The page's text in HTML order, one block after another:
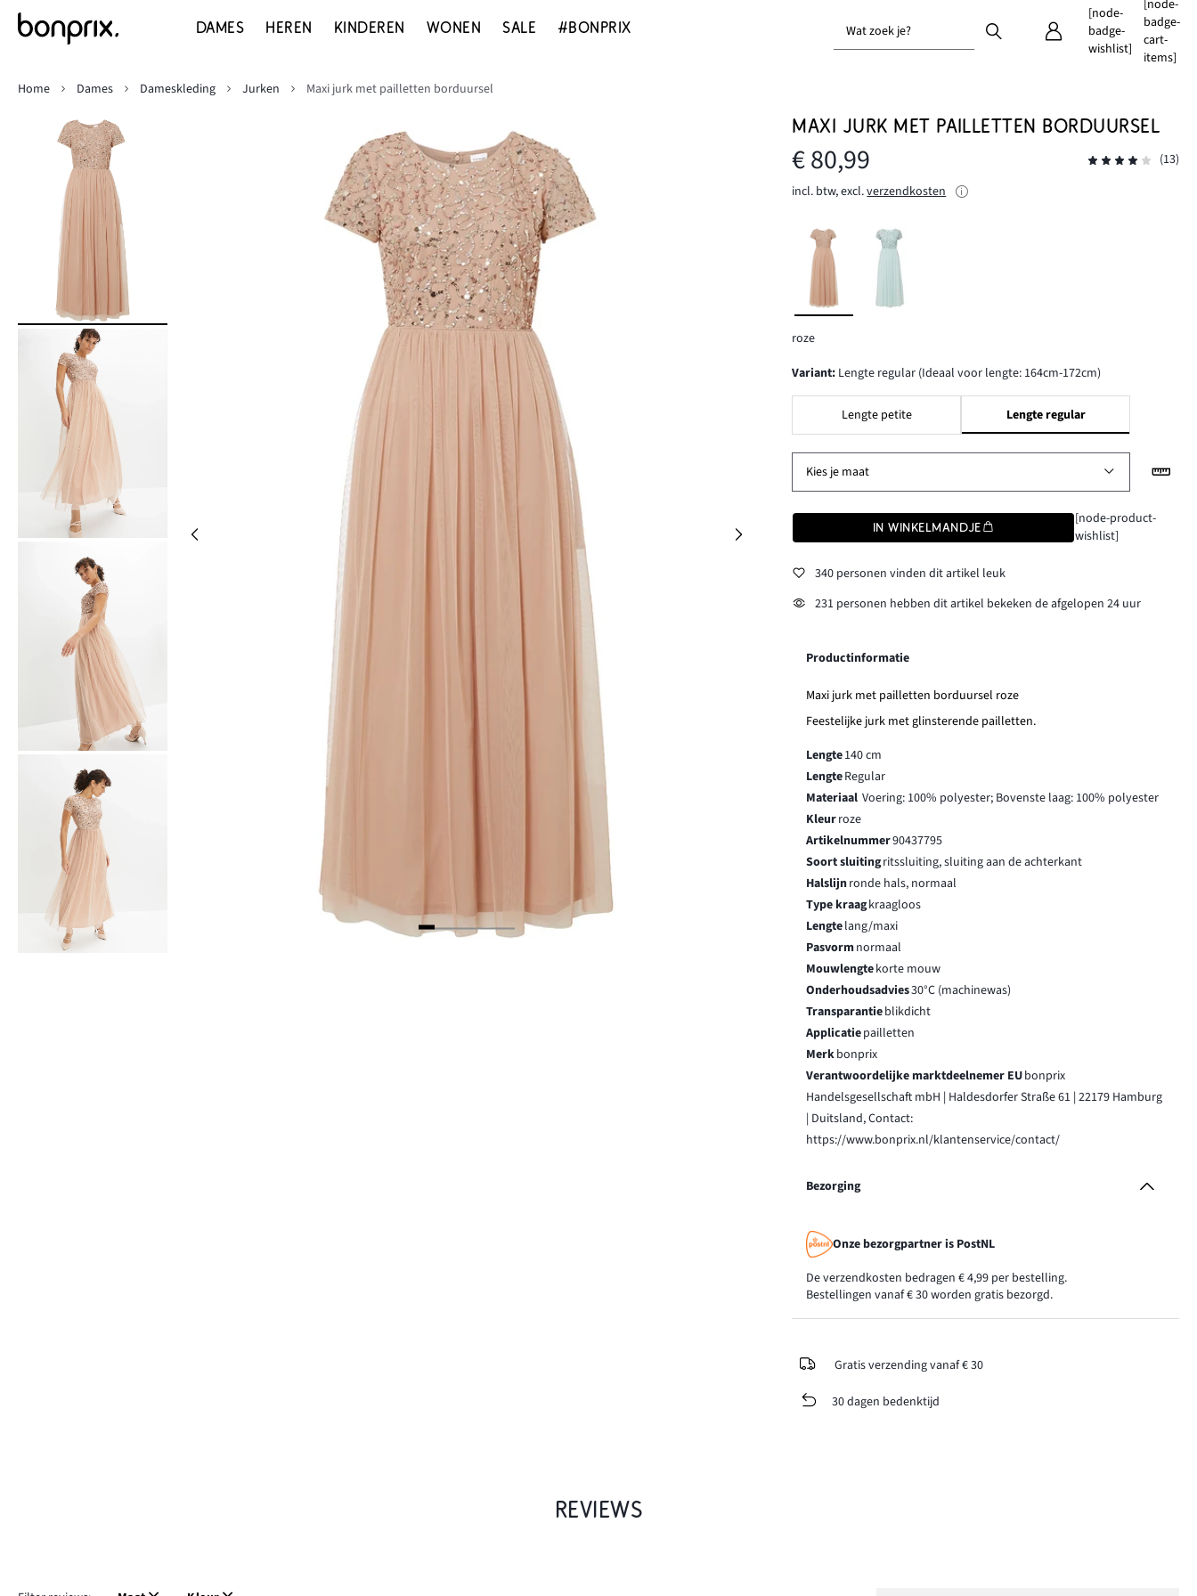
DAMES HEREN KINDEREN WONEN SALE #BONPRIX Wat zoek je?
[node-
badge-
wishlist]
[node-
badge-
cart-
items]
Home
Dames Dameskleding Jurken Maxi jurk met pailletten borduursel
MAXI JURK MET PAILLETTEN BORDUURSEL
€ 80,99
(13)
incl. btw, excl.verzendkosten
roze
Variant: Lengte regular (Ideaal voor lengte: 164cm-172cm)
Lengte petite Lengte regular
Kies je maat
IN WINKELMANDJE
[node-product-
wishlist]
340 personen vinden dit artikel leuk
231 personen hebben dit artikel bekeken de afgelopen 24 uur
Productinformatie
Maxi jurk met pailletten borduursel roze
Feestelijke jurk met glinsterende pailletten.
Lengte140 cm
LengteRegular
Materiaal Voering: 100% polyester; Bovenste laag: 100% polyester
Kleurroze
Artikelnummer90437795
Soort sluitingritssluiting, sluiting aan de achterkant
Halslijnronde hals, normaal
Type kraagkraagloos
Lengtelang/maxi
Pasvormnormaal
Mouwlengtekorte mouw
Onderhoudsadvies30°C (machinewas)
Transparantieblikdicht
Applicatiepailletten
Merkbonprix
Verantwoordelijke marktdeelnemer EUbonprix
Handelsgesellschaft mbH | Haldesdorfer Straße 61 | 22179 Hamburg
| Duitsland, Contact:
https://www.bonprix.nl/klantenservice/contact/
Bezorging
Onze bezorgpartner is PostNL
De verzendkosten bedragen € 4,99 per bestelling.
Bestellingen vanaf € 30 worden gratis bezorgd.
Gratis verzending vanaf € 30
30 dagen bedenktijd
REVIEWS